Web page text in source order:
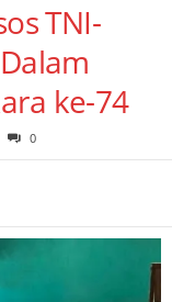
TNI-
ke-74
0